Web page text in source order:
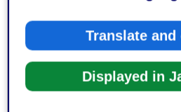
Translate
Displayed in
受付
窓口
静岡市消防局 予
〒422-8074静岡